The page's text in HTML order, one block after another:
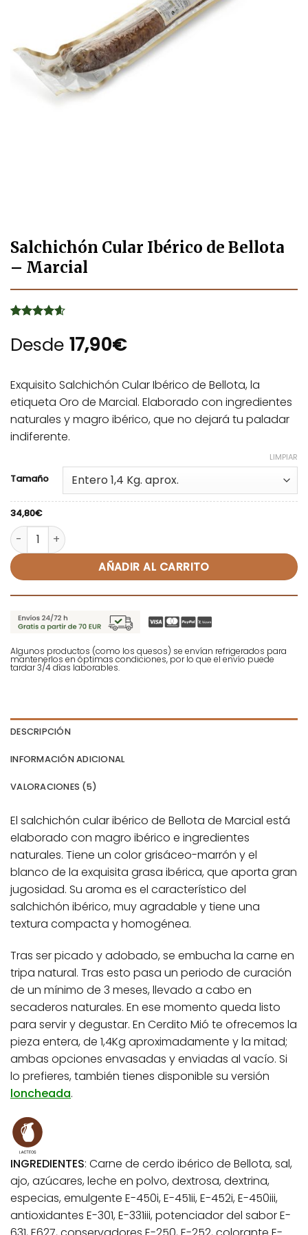
Salchichón Cular Ibérico de Bellota
– Marcial
con
de
5 en base
de clientes
Desde 17,90€
Exquisito Salchichón Cular Ibérico de Bellota, la
etiqueta Oro de Marcial. Elaborado con ingredientes
naturales y magro ibérico, que no dejará tu paladar
indiferente.
Tamaño
LIMPIAR
34,80€
Salchichón Cular Ibérico de Bellota - Marcial cantidad
AÑADIR AL CARRITO
Alternative:
Algunos productos (como los quesos) se envían refrigerados para
mantenerlos en óptimas condiciones, por lo que el envío puede
tardar 3/4 días laborables.
DESCRIPCIÓN
INFORMACIÓN ADICIONAL
VALORACIONES (5)
El salchichón cular ibérico de Bellota de Marcial está
elaborado con magro ibérico e ingredientes
naturales. Tiene un color grisáceo-marrón y el
blanco de la exquisita grasa ibérica, que aporta gran
jugosidad. Su aroma es el característico del
salchichón ibérico, muy agradable y tiene una
textura compacta y homogénea.
Tras ser picado y adobado, se embucha la carne en
tripa natural. Tras esto pasa un periodo de curación
de un mínimo de 3 meses, llevado a cabo en
secaderos naturales. En ese momento queda listo
para servir y degustar. En Cerdito Mió te ofrecemos la
pieza entera, de 1,4Kg aproximadamente y la mitad;
ambas opciones envasadas y enviadas al vacío. Si
lo prefieres, también tienes disponible su versión
loncheada.
INGREDIENTES: Carne de cerdo ibérico de Bellota, sal,
ajo, azúcares, leche en polvo, dextrosa, dextrina,
especias, emulgente E-450i, E-451ii, E-452i, E-450iii,
antioxidantes E-301, E-331iii, potenciador del sabor E-